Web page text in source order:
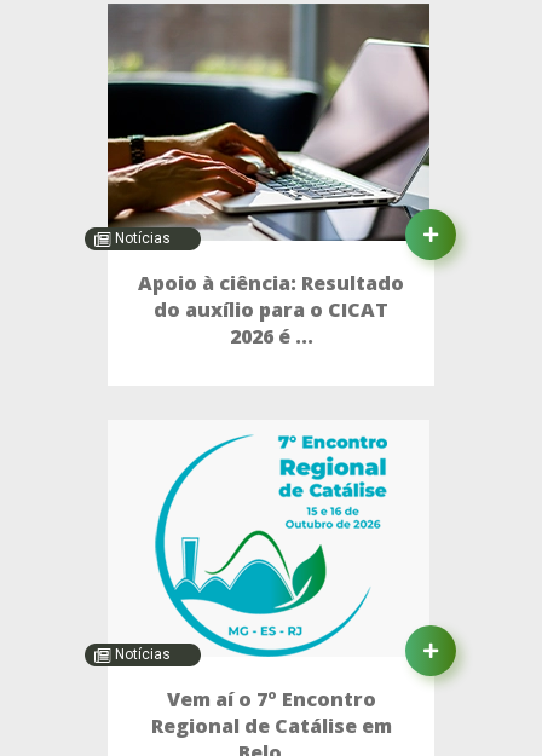
Notícias
Apoio à ciência: Resultado
do auxílio para o CICAT
2026 é ...
Notícias
Vem aí o 7º Encontro
Regional de Catálise em